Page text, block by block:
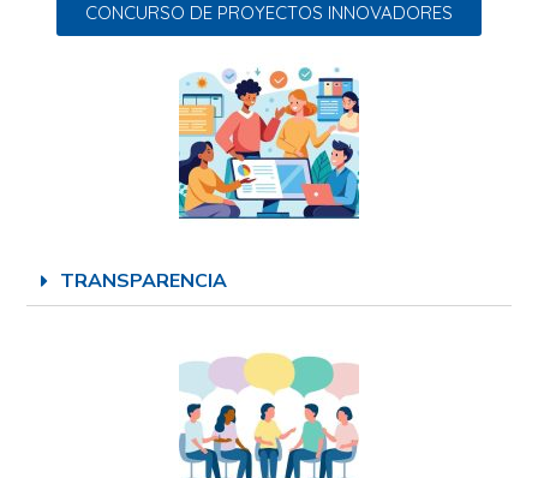
CONCURSO DE PROYECTOS INNOVADORES
TRANSPARENCIA